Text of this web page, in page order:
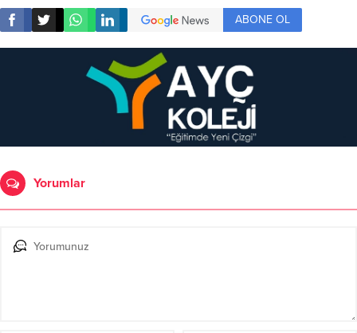
ABONE OL
Yorumlar